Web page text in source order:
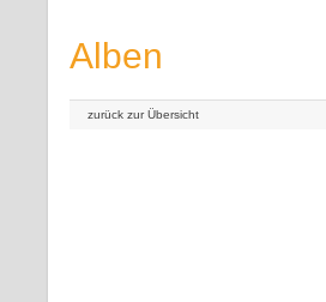
Alben
zurück zur Übersicht